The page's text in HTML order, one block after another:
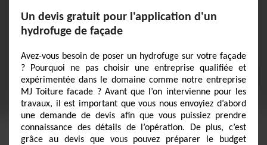
Un devis gratuit pour l'application d'un
hydrofuge de façade
Avez-vous besoin de poser un hydrofuge sur votre façade
? Pourquoi ne pas choisir une entreprise qualifiée et
expérimentée dans le domaine comme notre entreprise
MJ Toiture facade ? Avant que l’on intervienne pour les
travaux, il est important que vous nous envoyiez d’abord
une demande de devis afin que vous puissiez prendre
connaissance des détails de l’opération. De plus, c’est
grâce au devis que vous pouvez préparer le budget